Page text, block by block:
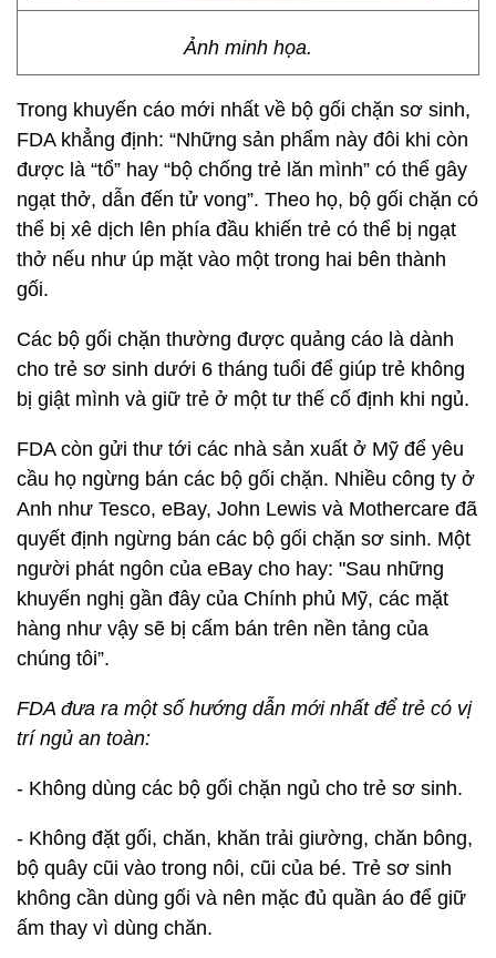
Ảnh minh họa.
Trong khuyến cáo mới nhất về bộ gối chặn sơ sinh,
FDA khẳng định: “Những sản phẩm này đôi khi còn
được là “tổ” hay “bộ chống trẻ lăn mình” có thể gây
ngạt thở, dẫn đến tử vong”. Theo họ, bộ gối chặn có
thể bị xê dịch lên phía đầu khiến trẻ có thể bị ngạt
thở nếu như úp mặt vào một trong hai bên thành
gối.
Các bộ gối chặn thường được quảng cáo là dành
cho trẻ sơ sinh dưới 6 tháng tuổi để giúp trẻ không
bị giật mình và giữ trẻ ở một tư thế cố định khi ngủ.
FDA còn gửi thư tới các nhà sản xuất ở Mỹ để yêu
cầu họ ngừng bán các bộ gối chặn. Nhiều công ty ở
Anh như Tesco, eBay, John Lewis và Mothercare đã
quyết định ngừng bán các bộ gối chặn sơ sinh. Một
người phát ngôn của eBay cho hay: "Sau những
khuyến nghị gần đây của Chính phủ Mỹ, các mặt
hàng như vậy sẽ bị cấm bán trên nền tảng của
chúng tôi”.
FDA đưa ra một số hướng dẫn mới nhất để trẻ có vị
trí ngủ an toàn:
- Không dùng các bộ gối chặn ngủ cho trẻ sơ sinh.
- Không đặt gối, chăn, khăn trải giường, chăn bông,
bộ quây cũi vào trong nôi, cũi của bé. Trẻ sơ sinh
không cần dùng gối và nên mặc đủ quần áo để giữ
ấm thay vì dùng chăn.